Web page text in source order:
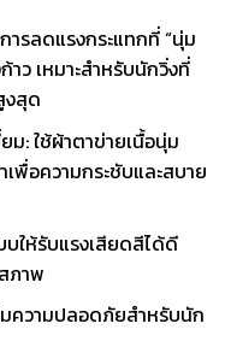
ารลดแรงกระแทกที่ “นุ่ม
ว เหมาะสำหรับนักวิ่งที่
งสุด
ม: ใช้ผ้าตาข่ายเนื้อนุ่ม
พื่อความกระชับและสบาย
ให้รับแรงเสียดสีได้ดี
ภาพ
มความปลอดภัยสำหรับนัก